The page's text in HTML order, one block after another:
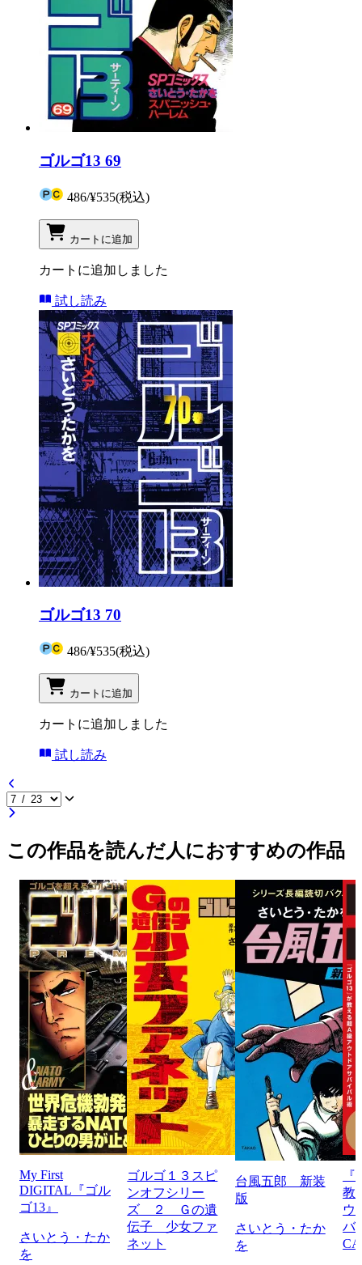
ゴルゴ13 69
486/¥535(税込)
カートに追加
カートに追加しました
試し読み
ゴルゴ13 70
486/¥535(税込)
カートに追加
カートに追加しました
試し読み
この作品を読んだ人におすすめの作品
My First
DIGITAL『ゴル
ゴ13』
さいとう・たか
を
ゴルゴ１３スピ
ンオフシリー
ズ ２ Ｇの遺
伝子 少女ファ
ネット
台風五郎 新装
版
さいとう・たか
を
教
ウ
バ